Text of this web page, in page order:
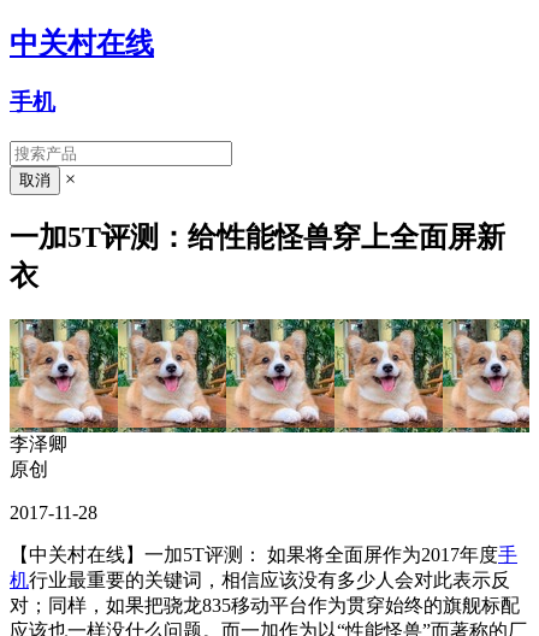
中关村在线
手机
×
一加5T评测：给性能怪兽穿上全面屏新
衣
李泽卿
原创
2017-11-28
【中关村在线】一加5T评测： 如果将全面屏作为2017年度手
机行业最重要的关键词，相信应该没有多少人会对此表示反
对；同样，如果把骁龙835移动平台作为贯穿始终的旗舰标配
应该也一样没什么问题。而一加作为以“性能怪兽”而著称的厂